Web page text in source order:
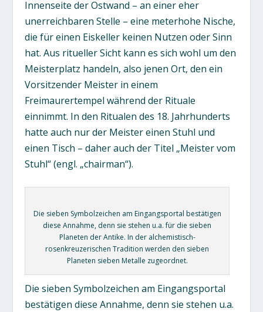
Innenseite der Ostwand – an einer eher
unerreichbaren Stelle – eine meterhohe Nische,
die für einen Eiskeller keinen Nutzen oder Sinn
hat. Aus ritueller Sicht kann es sich wohl um den
Meisterplatz handeln, also jenen Ort, den ein
Vorsitzender Meister in einem
Freimaurertempel während der Rituale
einnimmt. In den Ritualen des 18. Jahrhunderts
hatte auch nur der Meister einen Stuhl und
einen Tisch – daher auch der Titel „Meister vom
Stuhl“ (engl. „chairman“).
Die sieben Symbolzeichen am Eingangsportal bestätigen
diese Annahme, denn sie stehen u.a. für die sieben
Planeten der Antike. In der alchemistisch-
rosenkreuzerischen Tradition werden den sieben
Planeten sieben Metalle zugeordnet.
Die sieben Symbolzeichen am Eingangsportal
bestätigen diese Annahme, denn sie stehen u.a.